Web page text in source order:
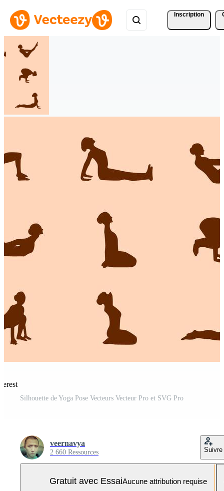
Inscription
Silhouette de Yoga Pose Vecteurs Vecteur Pro et SVG Pro
veernavya
2 660 Ressources Suivre
Gratuit avec EssaiAucune attribution requise